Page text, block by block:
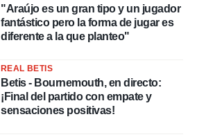
"Araújo es un gran tipo y un jugador
fantástico pero la forma de jugar es
diferente a la que planteo"
REAL BETIS
Betis - Bournemouth, en directo:
¡Final del partido con empate y
sensaciones positivas!